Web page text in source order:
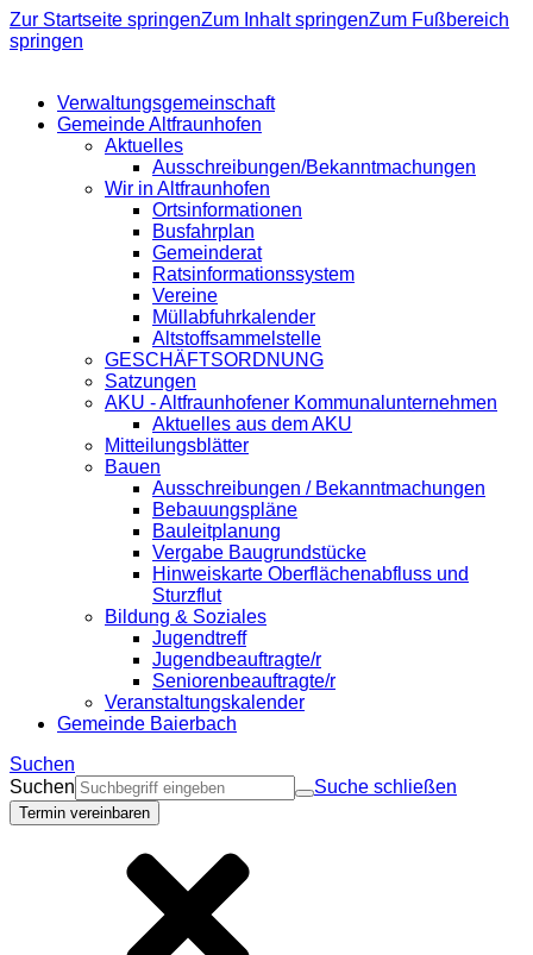
Zur Startseite springenZum Inhalt springenZum Fußbereich
springen
Verwaltungsgemeinschaft
Gemeinde Altfraunhofen
Aktuelles
Ausschreibungen/Bekanntmachungen
Wir in Altfraunhofen
Ortsinformationen
Busfahrplan
Gemeinderat
Ratsinformationssystem
Vereine
Müllabfuhrkalender
Altstoffsammelstelle
GESCHÄFTSORDNUNG
Satzungen
AKU - Altfraunhofener Kommunalunternehmen
Aktuelles aus dem AKU
Mitteilungsblätter
Bauen
Ausschreibungen / Bekanntmachungen
Bebauungspläne
Bauleitplanung
Vergabe Baugrundstücke
Hinweiskarte Oberflächenabfluss und
Sturzflut
Bildung & Soziales
Jugendtreff
Jugendbeauftragte/r
Seniorenbeauftragte/r
Veranstaltungskalender
Gemeinde Baierbach
Suchen
Suchen
Suche schließen
Termin vereinbaren